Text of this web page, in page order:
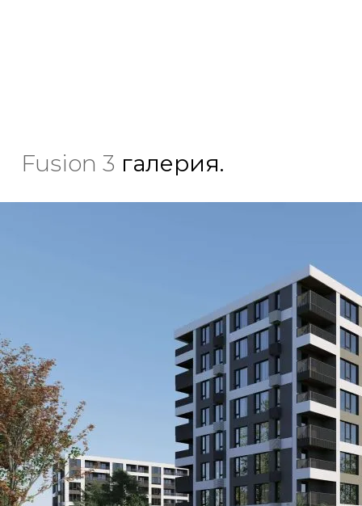
Fusion 3 галерия.